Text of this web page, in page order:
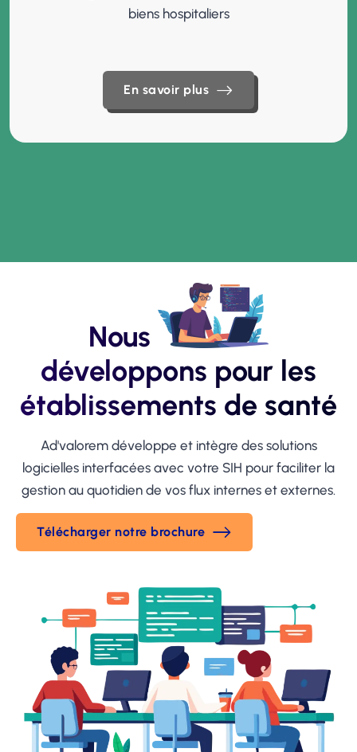
biens hospitaliers
En savoir plus
Nous
développons pour les
établissements de santé
Ad'valorem développe et intègre des solutions
logicielles interfacées avec votre SIH pour faciliter la
gestion au quotidien de vos flux internes et externes.
Télécharger notre brochure